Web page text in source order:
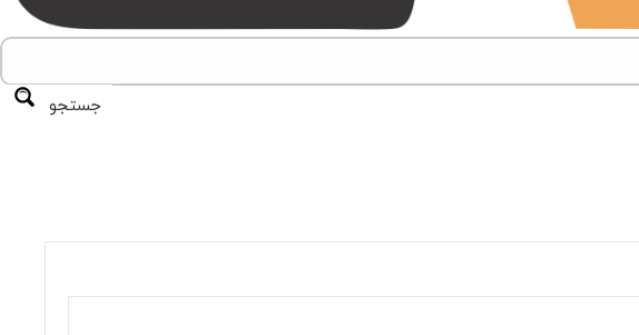
جستجو